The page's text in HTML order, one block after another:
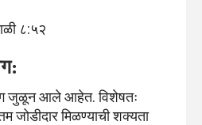
८:५२
जुळून आले आहेत. विशेषतः
जोडीदार मिळण्याची शक्यता